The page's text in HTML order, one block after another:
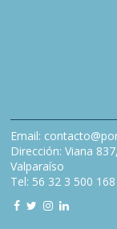
Email:
Dirección: Viana
Valparaíso
Tel: 56 32 3 500 168